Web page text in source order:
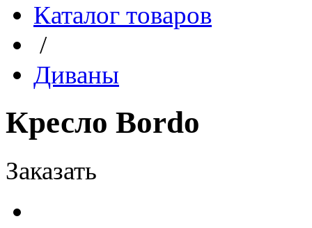
Каталог товаров
/
Диваны
Кресло Bordo
Заказать